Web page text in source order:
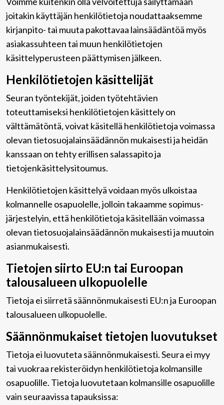
joitakin käyttäjän henkilötietoja noudattaaksemme
kirjanpito- tai muuta pakottavaa lainsäädäntöä myös
asiakassuhteen tai muun henkilötietojen
käsittelyperusteen päättymisen jälkeen.
Henkilötietojen käsittelijät
Seuran työntekijät, joiden työtehtävien
toteuttamiseksi henkilötietojen käsittely on
välttämätöntä, voivat käsitellä henkilötietoja voimassa
olevan tietosuojalainsäädännön mukaisesti ja heidän
kanssaan on tehty erillisen salassapito ja
tietojenkäsittelysitoumus.
Henkilötietojen käsittelyä voidaan myös ulkoistaa
kolmannelle osapuolelle, jolloin takaamme sopimus-
järjestelyin, että henkilötietoja käsitellään voimassa
olevan tietosuojalainsäädännön mukaisesti ja muutoin
asianmukaisesti.
Tietojen siirto EU:n tai Euroopan
talousalueen ulkopuolelle
Tietoja ei siirretä säännönmukaisesti EU:n ja Euroopan
talousalueen ulkopuolelle.
Säännönmukaiset tietojen luovutukset
Tietoja ei luovuteta säännönmukaisesti. Seura ei myy
tai vuokraa rekisteröidyn henkilötietoja kolmansille
osapuolille. Tietoja luovutetaan kolmansille osapuolille
vain seuraavissa tapauksissa: